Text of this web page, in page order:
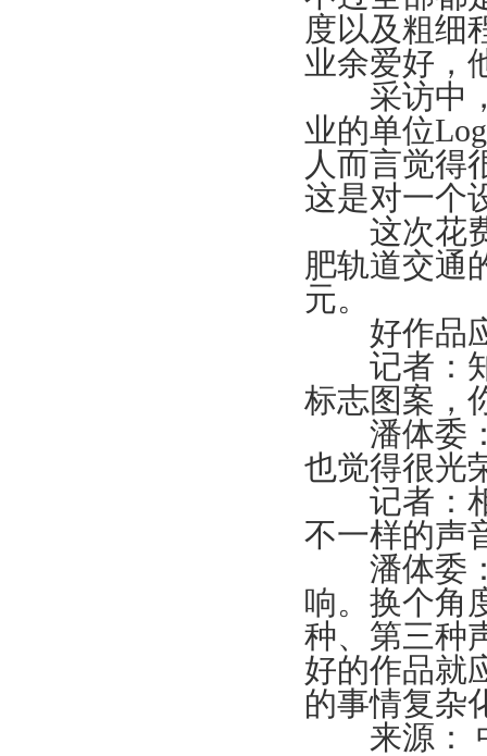
度以及粗细
业余爱好，
采访中，
业的单位
人而言觉得
这是对一个
这次花费
肥轨道交通
元。
好作品应
记者：知
标志图案，
潘体委：
也觉得很光
记者：相
不一样的声
潘体委：
响。换个角
种、第三种
好的作品就
的事情复杂
来源： 中